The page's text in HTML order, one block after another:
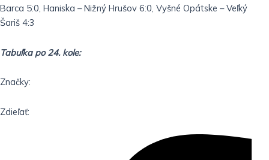
Barca 5:0, Haniska – Nižný Hrušov 6:0, Vyšné Opátske – Veľký
Šariš 4:3
Tabuľka po 24. kole:
Značky:
Zdieľať: